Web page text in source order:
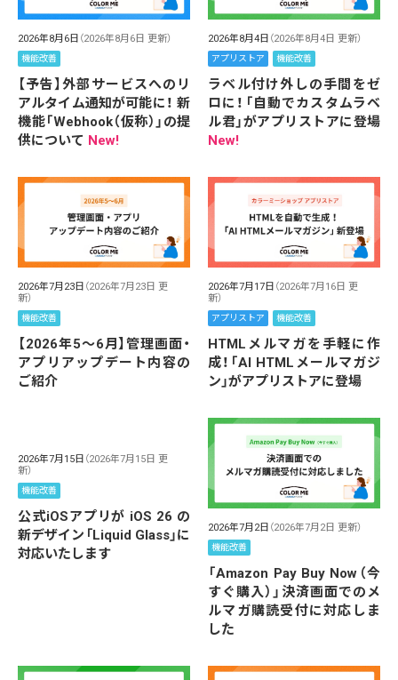
2026年8月6日 （2026年8月6日 更新）
機能改善
【予告】外部サービスへのリ
アルタイム通知が可能に！ 新
機能「Webhook（仮称）」の提
供について New!
2026年8月4日 （2026年8月4日 更新）
アプリストア 機能改善
ラベル付け外しの手間をゼ
ロに！「自動でカスタムラベ
ル君」がアプリストアに登場
New!
2026年7月23日 （2026年7月23日 更
新）
機能改善
【2026年5～6月】管理画面・
アプリアップデート内容の
ご紹介
2026年7月17日 （2026年7月16日 更
新）
アプリストア 機能改善
HTMLメルマガを手軽に作
成！「AI HTMLメールマガジ
ン」がアプリストアに登場
2026年7月15日 （2026年7月15日 更
新）
機能改善
公式iOSアプリが iOS 26 の
新デザイン「Liquid Glass」に
対応いたします
2026年7月2日 （2026年7月2日 更新）
機能改善
「Amazon Pay Buy Now（今
すぐ購入）」決済画面でのメ
ルマガ購読受付に対応しま
した